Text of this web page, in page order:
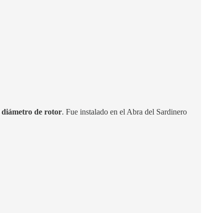
diámetro de rotor. Fue instalado en el Abra del Sardinero